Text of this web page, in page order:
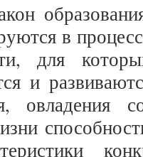
в
для
и
овладения